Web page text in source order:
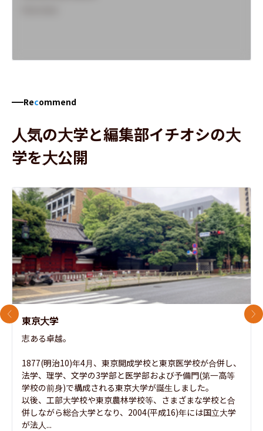
Recommend
人気の大学と編集部イチオシの大
学を大公開
東京大学
志ある卓越。
1877(明治10)年4月、東京開成学校と東京医学校が合併し、
法学、理学、文学の3学部と医学部および予備門(第一高等
学校の前身)で構成される東京大学が誕生しました。
以後、工部大学校や東京農林学校等、さまざまな学校と合
併しながら総合大学となり、2004(平成16)年には国立大学
が法人...
前のスライド 次